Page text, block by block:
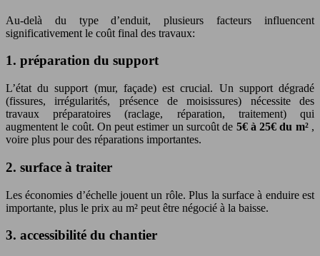
Au-delà du type d’enduit, plusieurs facteurs influencent
significativement le coût final des travaux:
1. préparation du support
L’état du support (mur, façade) est crucial. Un support dégradé
(fissures, irrégularités, présence de moisissures) nécessite des
travaux préparatoires (raclage, réparation, traitement) qui
augmentent le coût. On peut estimer un surcoût de 5€ à 25€ du m² ,
voire plus pour des réparations importantes.
2. surface à traiter
Les économies d’échelle jouent un rôle. Plus la surface à enduire est
importante, plus le prix au m² peut être négocié à la baisse.
3. accessibilité du chantier